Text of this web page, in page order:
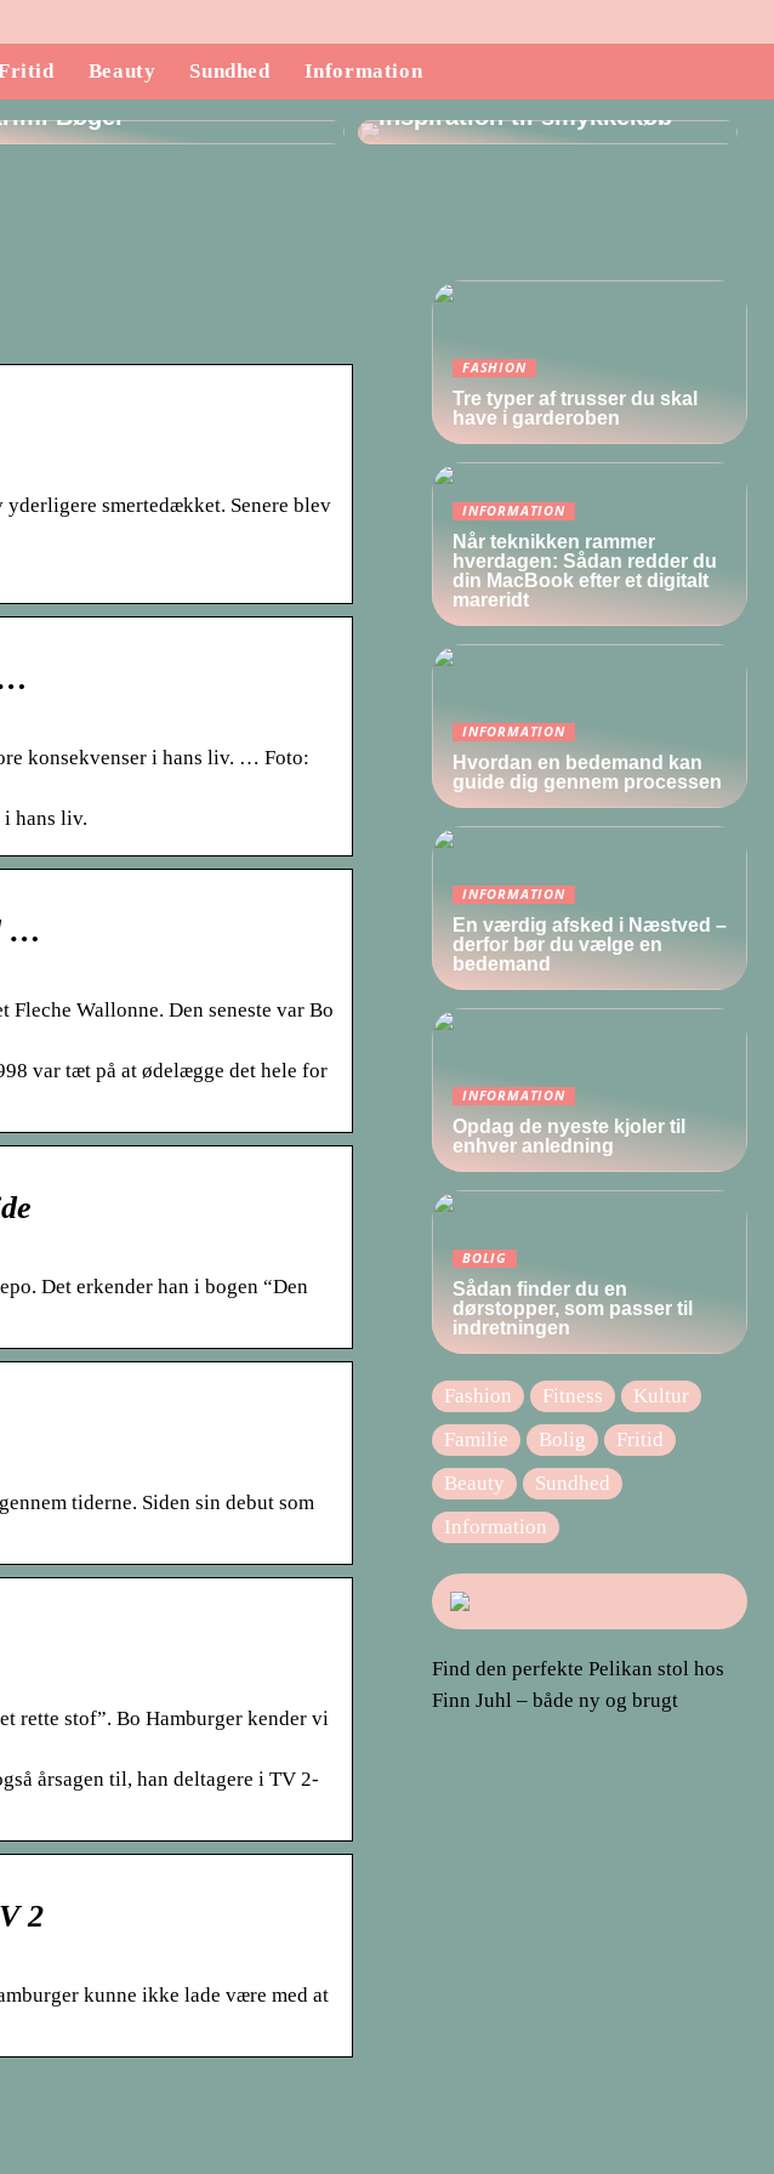
Beauty Sundhed Information
Bøger
Inspiration til smykkekøb
smertedækket. Senere blev
…
konsekvenser i hans liv. … Foto:
hans liv.
…
Fleche Wallonne. Den seneste var Bo
var tæt på at ødelægge det hele for
Det erkender han i bogen “Den
tiderne. Siden sin debut som
rette stof”. Bo Hamburger kender vi
årsagen til, han deltagere i TV 2-
2
kunne ikke lade være med at
FASHION
Tre typer af trusser du skal
have i garderoben
INFORMATION
Når teknikken rammer
hverdagen: Sådan redder du
din MacBook efter et digitalt
mareridt
INFORMATION
Hvordan en bedemand kan
guide dig gennem processen
INFORMATION
En værdig afsked i Næstved –
derfor bør du vælge en
bedemand
INFORMATION
Opdag de nyeste kjoler til
enhver anledning
BOLIG
Sådan finder du en
dørstopper, som passer til
indretningen
Fashion Fitness
Kultur
Familie
Bolig
Fritid
Beauty
Sundhed
Information
Find den perfekte Pelikan stol hos
Finn Juhl – både ny og brugt